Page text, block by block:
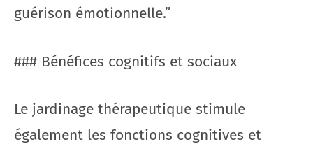
guérison émotionnelle.”
### Bénéfices cognitifs et sociaux
Le jardinage thérapeutique stimule
également les fonctions cognitives et